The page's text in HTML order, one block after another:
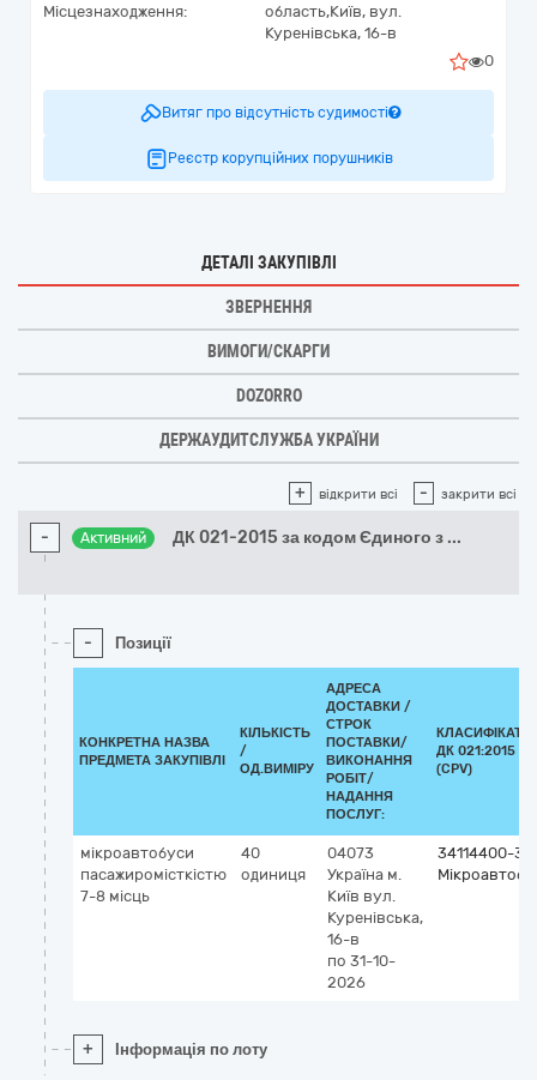
Місцезнаходження:
область,Київ, вул.
Куренівська, 16-в
0
Витяг про відсутність судимості
Реєстр корупційних порушників
ДЕТАЛІ ЗАКУПІВЛІ
ЗВЕРНЕННЯ
ВИМОГИ/СКАРГИ
DOZORRO
ДЕРЖАУДИТСЛУЖБА УКРАЇНИ
+ відкрити всі - закрити всі
- Активний ДК 021-2015 за кодом Єдиного з ...
- Позиції
КОНКРЕТНА НАЗВА
ПРЕДМЕТА ЗАКУПІВЛІ
КІЛЬКІСТЬ
/
ОД.ВИМІРУ
АДРЕСА
ДОСТАВКИ /
СТРОК
ПОСТАВКИ/
ВИКОНАННЯ
РОБІТ/
НАДАННЯ
ПОСЛУГ:
ДК 021:2015
(CPV)
мікроавтобуси
пасажиромісткістю
7-8 місць
40
одиниця
04073
Україна м.
Київ вул.
Куренівська,
16-в
по 31-10-
2026
34114400-3
+ Інформація по лоту